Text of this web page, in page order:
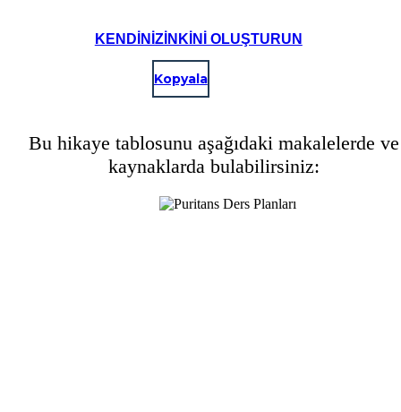
KENDINIZINKINI OLUŞTURUN
Kopyala
Bu hikaye tablosunu aşağıdaki makalelerde ve
kaynaklarda bulabilirsiniz: